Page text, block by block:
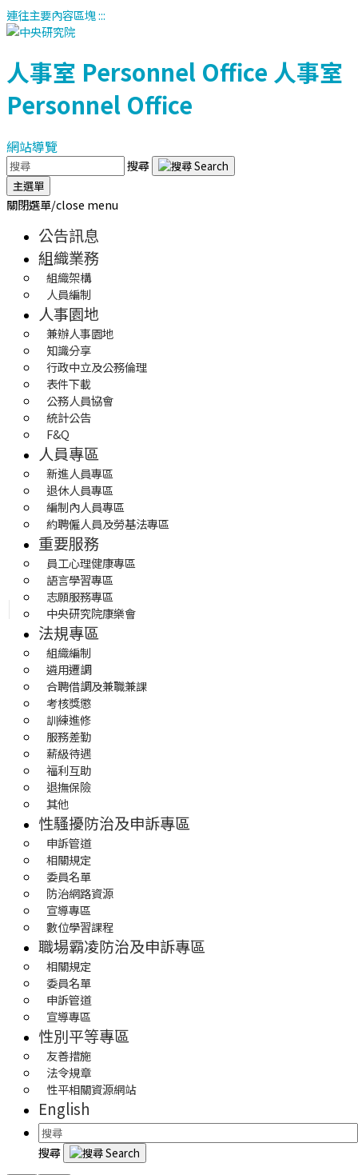
連往主要內容區塊:::
人事室 Personnel Office 人事室
Personnel Office
網站導覽
搜尋
主選單
關閉選單/close menu
公告訊息
組織業務
組織架構
人員編制
人事園地
兼辦人事園地
知識分享
行政中立及公務倫理
表件下載
公務人員協會
統計公告
F&Q
人員專區
新進人員專區
退休人員專區
編制內人員專區
約聘僱人員及勞基法專區
重要服務
員工心理健康專區
語言學習專區
志願服務專區
中央研究院康樂會
法規專區
組織編制
遴用遷調
合聘借調及兼職兼課
考核獎懲
訓練進修
服務差勤
薪級待遇
福利互助
退撫保險
其他
性騷擾防治及申訴專區
申訴管道
相關規定
委員名單
防治網路資源
宣導專區
數位學習課程
職場霸凌防治及申訴專區
相關規定
委員名單
申訴管道
宣導專區
性別平等專區
友善措施
法令規章
性平相關資源網站
English
搜尋